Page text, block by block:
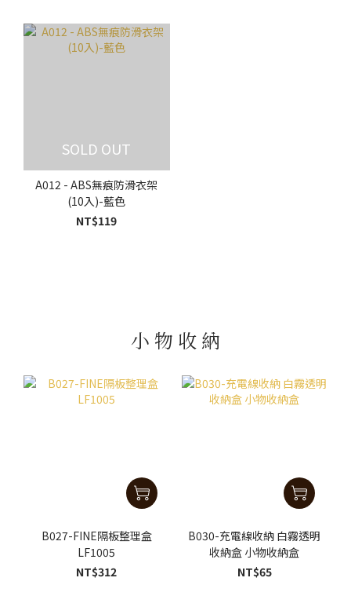
SOLD OUT
A012 - ABS無痕防滑衣架
(10入)-藍色
NT$119
小 物 收 納
B027-FINE隔板整理盒
LF1005
NT$312
B030-充電線收納 白霧透明
收納盒 小物收納盒
NT$65